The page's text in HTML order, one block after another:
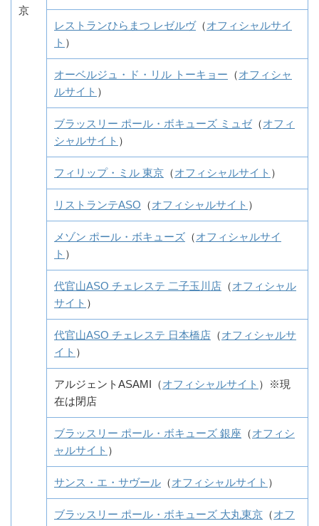
京
レストランひらまつ レゼルヴ（オフィシャルサイ
ト ）
オーベルジュ・ド・リル トーキョー （オフィシャ
ルサイト ）
ブラッスリー ポール・ボキューズ ミュゼ（オフィ
シャルサイト ）
フィリップ・ミル 東京 （オフィシャルサイト ）
リストランテASO （オフィシャルサイト ）
メゾン ポール・ボキューズ （オフィシャルサイ
ト ）
代官山ASO チェレステ 二子玉川店 （オフィシャル
サイト ）
代官山ASO チェレステ 日本橋店 （オフィシャルサ
イト ）
アルジェントASAMI（オフィシャルサイト ）※現
在は閉店
ブラッスリー ポール・ボキューズ 銀座 （オフィシ
ャルサイト ）
サンス・エ・サヴール （オフィシャルサイト ）
ブラッスリー ポール・ボキューズ 大丸東京 （オフ